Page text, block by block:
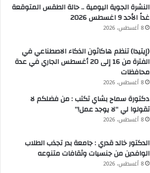
النشرة الجوية اليومية .. حالة الطقس المتوقعة
غداً الأحد 9 اغسطس 2026
8 أغسطس، 2026
(إيتيدا) تنظم هاكاثون الذكاء الاصطناعي في
الفترة من 16 إلى 20 أغسطس الجاري في عدة
محافظات
8 أغسطس، 2026
دكتورة سماح بشاي تكتب : من فضلكم لا
تقولوا لي “لا يوجد عمل!”
8 أغسطس، 2026
الدكتور خالد قدري : جامعة بدر تجذب الطلاب
الوافدين من جنسيات وثقافات متنوعه
8 أغسطس، 2026